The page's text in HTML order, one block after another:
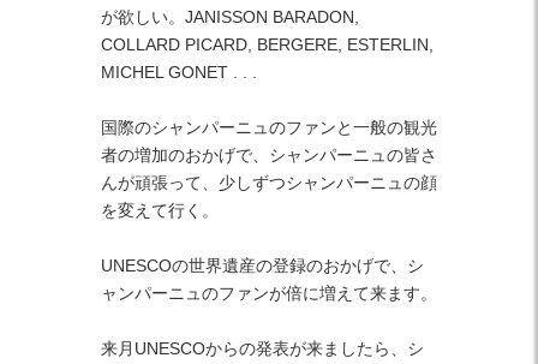
が欲しい。JANISSON BARADON,
COLLARD PICARD, BERGERE, ESTERLIN,
MICHEL GONET . . .
国際のシャンパーニュのファンと一般の観光
者の増加のおかげで、シャンパーニュの皆さ
んが頑張って、少しずつシャンパーニュの顔
を変えて行く。
UNESCOの世界遺産の登録のおかげで、シ
ャンパーニュのファンが倍に増えて来ます。
来月UNESCOからの発表が来ましたら、シ